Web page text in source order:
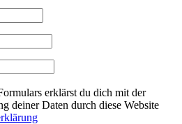
erklärst du dich mit der
deiner Daten durch diese Website